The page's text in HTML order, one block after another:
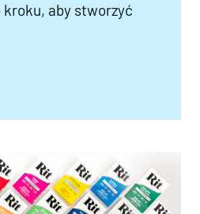
aby stworzyć